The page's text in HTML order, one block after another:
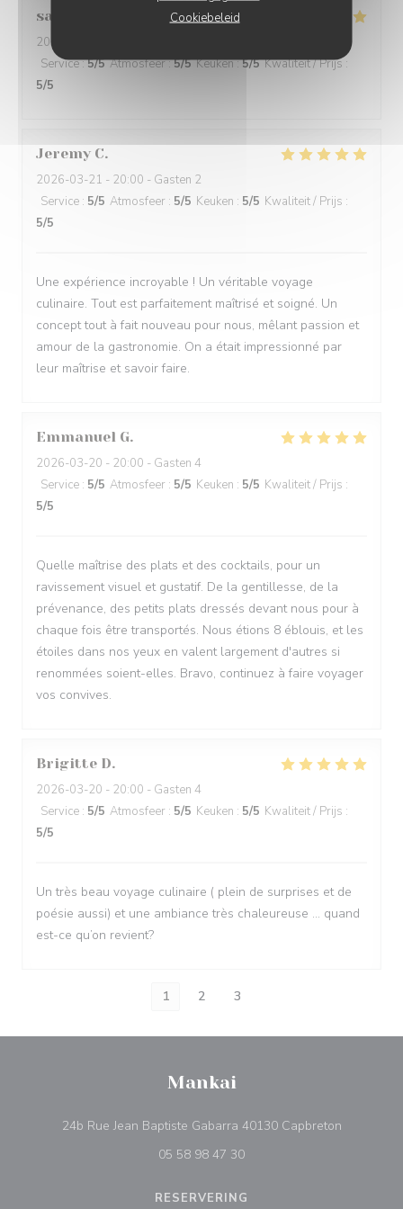
Cookiebeleid
santiago
2026-03-21
Service:5/5 Atmosfeer:5/5 Keuken:5/5 Kwaliteit / Prijs :
5/5
Jeremy C
2026-03-21 - 20:00 - Gasten 2
Service : 5/5 Atmosfeer : 5/5 Keuken : 5/5 Kwaliteit / Prijs :
5/5
Une expérience incroyable ! Un véritable voyage
culinaire. Tout est parfaitement maîtrisé et soigné. Un
concept tout à fait nouveau pour nous, mêlant passion et
amour de la gastronomie. On a était impressionné par
leur maîtrise et savoir faire.
Emmanuel G
2026-03-20 - 20:00 - Gasten 4
Service : 5/5 Atmosfeer : 5/5 Keuken : 5/5 Kwaliteit / Prijs :
5/5
Quelle maîtrise des plats et des cocktails, pour un
ravissement visuel et gustatif. De la gentillesse, de la
prévenance, des petits plats dressés devant nous pour à
chaque fois être transportés. Nous étions 8 éblouis, et les
étoiles dans nos yeux en valent largement d'autres si
renommées soient-elles. Bravo, continuez à faire voyager
vos convives.
Brigitte D
2026-03-20 - 20:00 - Gasten 4
Service : 5/5 Atmosfeer : 5/5 Keuken : 5/5 Kwaliteit / Prijs :
5/5
Un très beau voyage culinaire ( plein de surprises et de
poésie aussi) et une ambiance très chaleureuse … quand
est-ce qu’on revient?
1 2 3
Mankai
24b Rue Jean Baptiste Gabarra 40130 Capbreton((opent in
05 58 98 47 30
RESERVERING